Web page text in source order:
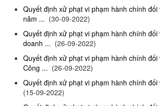
Quyết định xử phạt vi phạm hành chính
năm ... (30-09-2022)
Quyết định xử phạt vi phạm hành chính
doanh ... (26-09-2022)
Quyết định xử phạt vi phạm hành chính
Công ... (26-09-2022)
Quyết định xử phạt vi phạm hành chính
(15-09-2022)